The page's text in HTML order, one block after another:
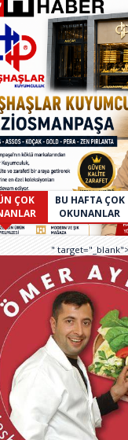
ÇOK
BU HAFTA ÇOK
OKUNANLAR
"